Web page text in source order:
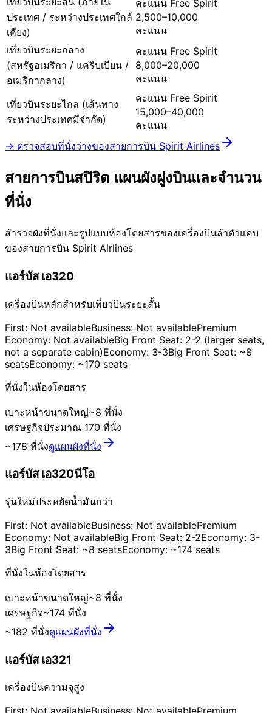
ประเทศ / ระหว่างประเทศใกล้
เคียง)
คะแนน Free Spirit
2,500–10,000
คะแนน
เที่ยวบินระยะกลาง
(สหรัฐอเมริกา / แคริบเบียน /
อเมริกากลาง)
คะแนน Free Spirit
8,000–20,000
คะแนน
เที่ยวบินระยะไกล (เส้นทาง
ระหว่างประเทศมีจำกัด)
คะแนน Free Spirit
15,000–40,000
คะแนน
→ ตรวจสอบที่นั่งว่างของสายการบิน Spirit Airlines
สายการบินสปิริต แผนผังฝูงบินและจำนวน
ที่นั่ง
สำรวจผังที่นั่งและรูปแบบห้องโดยสารของเครื่องบินลำตัวแคบ
ของสายการบิน Spirit Airlines
แอร์บัส เอ320
เครื่องบินหลักสำหรับเที่ยวบินระยะสั้น
First: Not availableBusiness: Not availablePremium
Economy: Not availableBig Front Seat: 2-2 (larger seats,
not a separate cabin)Economy: 3-3Big Front Seat: ~8
seatsEconomy: ~170 seats
ที่นั่งในห้องโดยสาร
เบาะหน้าขนาดใหญ่~8 ที่นั่ง
เศรษฐกิจประมาณ 170 ที่นั่ง
~178 ที่นั่งดูแผนผังที่นั่ง
แอร์บัส เอ320นีโอ
รุ่นใหม่ประหยัดน้ำมันกว่า
First: Not availableBusiness: Not availablePremium
Economy: Not availableBig Front Seat: 2-2Economy: 3-
3Big Front Seat: ~8 seatsEconomy: ~174 seats
ที่นั่งในห้องโดยสาร
เบาะหน้าขนาดใหญ่~8 ที่นั่ง
เศรษฐกิจ~174 ที่นั่ง
~182 ที่นั่งดูแผนผังที่นั่ง
แอร์บัส เอ321
เครื่องบินความจุสูง